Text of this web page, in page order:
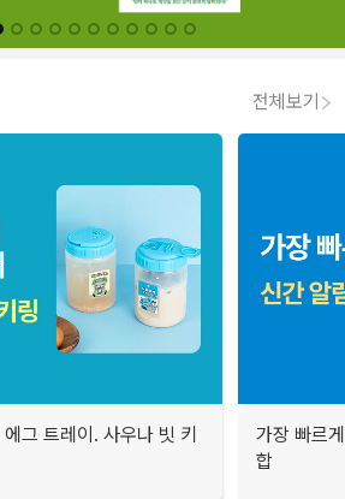
전체보기
그 트레이. 사우나 빗 키
가장 빠르
합